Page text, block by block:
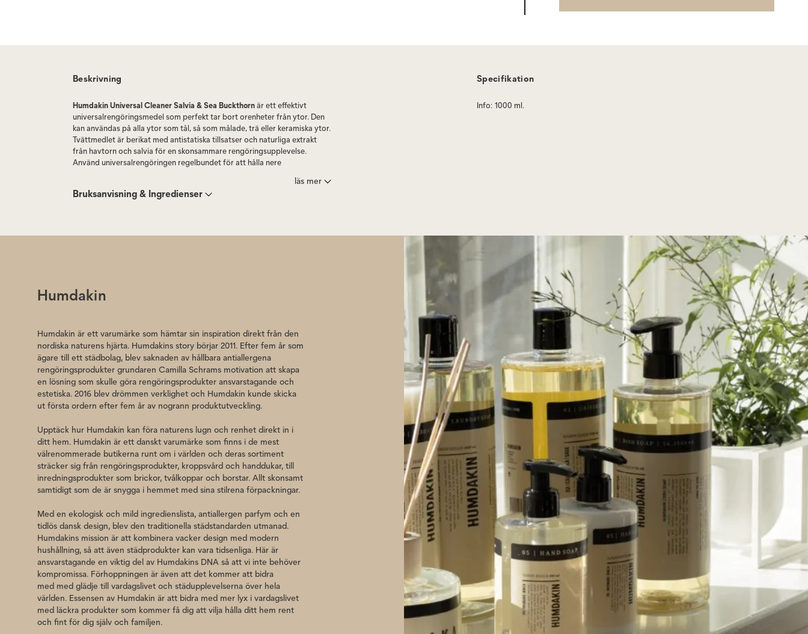
Beskrivning
Humdakin Universal Cleaner Salvia & Sea Buckthornär ett effektivt
universalrengöringsmedel som perfekt tar bort orenheter från ytor. Den
kan användas på alla ytor som tål, så som målade, trä eller keramiska ytor.
Tvättmedlet är berikat med antistatiska tillsatser och naturliga extrakt
från havtorn och salvia för en skonsammare rengöringsupplevelse.
Använd universalrengöringen regelbundet för att hålla nere
Använd universalrengöringen med vårHumdakin Spray Bottle
Blanda inte olika rengöringsprodukter.
Använd alltid varmt vatten för rengöring.
Humdakins produkter innehåller allergivänlig parfym och endast milda
konserveringsmedel. Humdakins flytande produkter är dermatologiskt
testade. Förpackningen är gjord av återanvändbar plast. Ingredienser:
mindre än 5 % nonjoniska ytaktiva ämnen, konserveringsmedel (2-
läs mer
Bruksanvisning & Ingredienser
Specifikation
Info: 1000 ml.
Humdakin
Humdakin är ett varumärke som hämtar sin inspiration direkt från den
nordiska naturens hjärta. Humdakins story börjar 2011. Efter fem år som
ägare till ett städbolag, blev saknaden av hållbara antiallergena
rengöringsprodukter grundaren Camilla Schrams motivation att skapa
en lösning som skulle göra rengöringsprodukter ansvarstagande och
estetiska. 2016 blev drömmen verklighet och Humdakin kunde skicka
ut första ordern efter fem år av nogrann produktutveckling.
Upptäck hur Humdakin kan föra naturens lugn och renhet direkt in i
ditt hem. Humdakin är ett danskt varumärke som finns i de mest
välrenommerade butikerna runt om i världen och deras sortiment
sträcker sig från rengöringsprodukter, kroppsvård och handdukar, till
inredningsprodukter som brickor, tvålkoppar och borstar. Allt skonsamt
samtidigt som de är snygga i hemmet med sina stilrena förpackningar.
Med en ekologisk och mild ingredienslista, antiallergen parfym och en
tidlös dansk design, blev den traditionella städstandarden utmanad.
Humdakins mission är att kombinera vacker design med modern
hushållning, så att även städprodukter kan vara tidsenliga. Här är
ansvarstagande en viktig del av Humdakins DNA så att vi inte behöver
kompromissa. Förhoppningen är även att det kommer att bidra
med med glädje till vardagslivet och städupplevelserna över hela
världen. Essensen av Humdakin är att bidra med mer lyx i vardagslivet
med läckra produkter som kommer få dig att vilja hålla ditt hem rent
och fint för dig själv och familjen.